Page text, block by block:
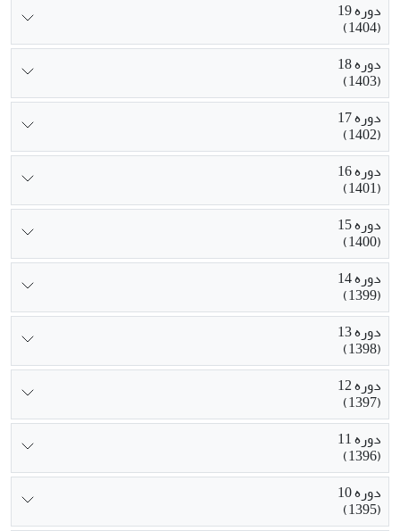
دوره 19
(1404)
دوره 18
(1403)
دوره 17
(1402)
دوره 16
(1401)
دوره 15
(1400)
دوره 14
(1399)
دوره 13
(1398)
دوره 12
(1397)
دوره 11
(1396)
دوره 10
(1395)